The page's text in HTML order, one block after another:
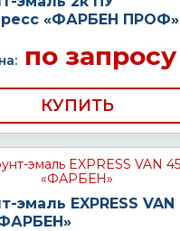
«ФАРБЕН ПРОФ»
по запросу
КУПИТЬ
эмаль EXPRESS VAN